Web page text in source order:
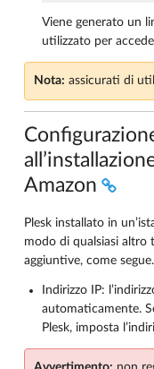
Viene generato un
utilizzato per
Nota: assicurati di
Amazon
Plesk installato in
modo di qualsiasi altro
aggiuntive, come segue.
Indirizzo IP:
automaticamente.
Plesk, imposta